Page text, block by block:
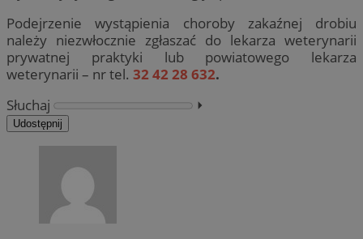
Podejrzenie wystąpienia choroby zakaźnej drobiu
należy niezwłocznie zgłaszać do lekarza weterynarii
prywatnej praktyki lub powiatowego lekarza
weterynarii – nr tel. 32 42 28 632.
Słuchaj
⏵︎
Udostępnij